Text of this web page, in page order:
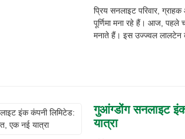
प्रिय सनलाइट परिवार,
पूर्णिमा मना रहे हैं। आज, पहले
मनाते हैं। इस उज्ज्वल लालटेन
गुआंग्डोंग सनलाइट
यात्रा